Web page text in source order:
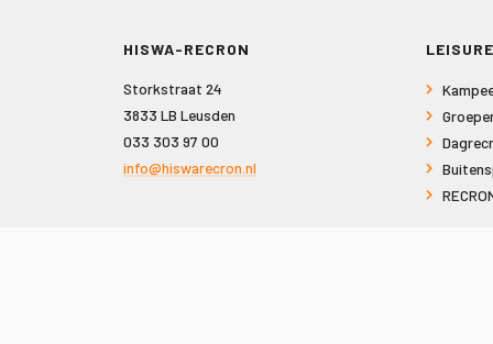
HISWA-RECRON
Storkstraat 24
3833 LB Leusden
033 303 97 00
info@hiswarecron.nl